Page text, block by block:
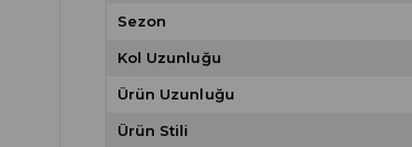
Sezon
Kol Uzunluğu
Ürün Uzunluğu
Ürün Stili